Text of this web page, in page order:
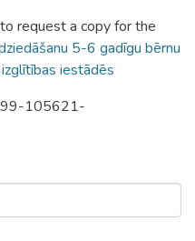
request a copy for the
5-6 gadīgu bērnu
iestādēs
105621-